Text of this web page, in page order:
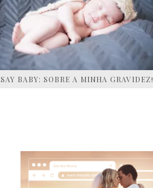
SAY BABY: SOBRE A MINHA GRAVIDEZ!
SIDEBAR